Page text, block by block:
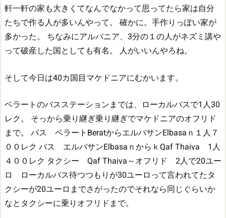
軒一軒の家も大きくてなんでなかって思ってたら家は自分
たちで作る人が多いんやって。
確かに。手作りっぽい家が
多かった。
ちなみにアルバニア、3分の１の人がネズミ講や
って破産した国としても有名。
人がいいんやろね。
そして今日は40カ国目マケドニアにむかいます。
ベラートのバスステーションまでは、ローカルバスで1人30
レク。
そっから乗り継ぎ乗り継ぎでマケドニアのオフリド
まで。
バス ベラートBeratからエルバサンElbasaｎ１人７
００レク バス エルバサンElbasaｎからｋQaf Thaiva 1人
４００レク タクシー Qaf Thaiva～オフリド 2人で20ユー
ロ ローカルバス待つつもりが30ユーロって言われてたタ
クシーが20ユーロまでさがったのでそれなら同じぐらいか
なとタクシーに乗りオフリドまで。